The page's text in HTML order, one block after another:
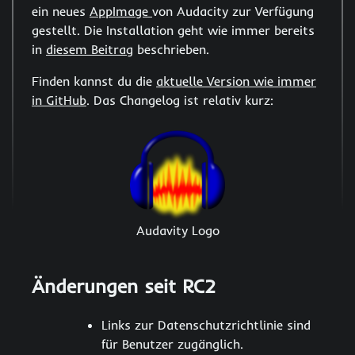
ein neues AppImage von Audacity zur Verfügung
gestellt. Die Installation geht wie immer bereits
in diesem Beitrag beschrieben.
Finden kannst du die aktuelle Version wie immer
in GitHub. Das Changelog ist relativ kurz:
Audavity Logo
Änderungen seit RC2
Links zur Datenschutzrichtlinie sind
für Benutzer zugänglich.